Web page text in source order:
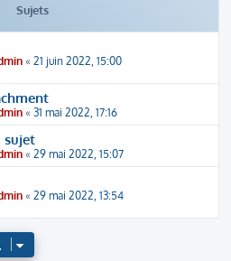
Sujets
«21 juin 2022, 15:00
«31 mai 2022, 17:16
sujet
«29 mai 2022, 15:07
«29 mai 2022, 13:54